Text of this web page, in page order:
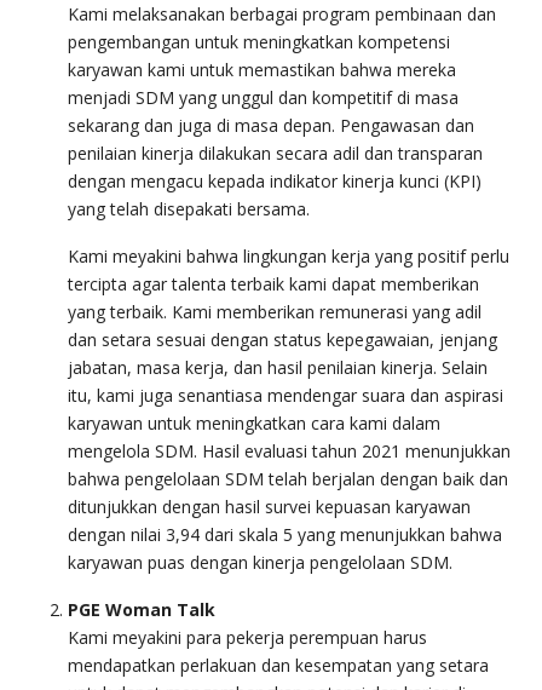
Kami melaksanakan berbagai program pembinaan dan
pengembangan untuk meningkatkan kompetensi
karyawan kami untuk memastikan bahwa mereka
menjadi SDM yang unggul dan kompetitif di masa
sekarang dan juga di masa depan. Pengawasan dan
penilaian kinerja dilakukan secara adil dan transparan
dengan mengacu kepada indikator kinerja kunci (KPI)
yang telah disepakati bersama.
Kami meyakini bahwa lingkungan kerja yang positif perlu
tercipta agar talenta terbaik kami dapat memberikan
yang terbaik. Kami memberikan remunerasi yang adil
dan setara sesuai dengan status kepegawaian, jenjang
jabatan, masa kerja, dan hasil penilaian kinerja. Selain
itu, kami juga senantiasa mendengar suara dan aspirasi
karyawan untuk meningkatkan cara kami dalam
mengelola SDM. Hasil evaluasi tahun 2021 menunjukkan
bahwa pengelolaan SDM telah berjalan dengan baik dan
ditunjukkan dengan hasil survei kepuasan karyawan
dengan nilai 3,94 dari skala 5 yang menunjukkan bahwa
karyawan puas dengan kinerja pengelolaan SDM.
PGE Woman Talk
Kami meyakini para pekerja perempuan harus
mendapatkan perlakuan dan kesempatan yang setara